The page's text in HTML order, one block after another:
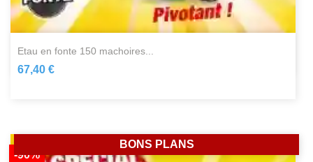
etau en fonte 150 machoires...
67,40 €
-90%
BONS PLANS